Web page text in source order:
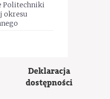
Politechniki
okresu
Deklaracja
dostępności